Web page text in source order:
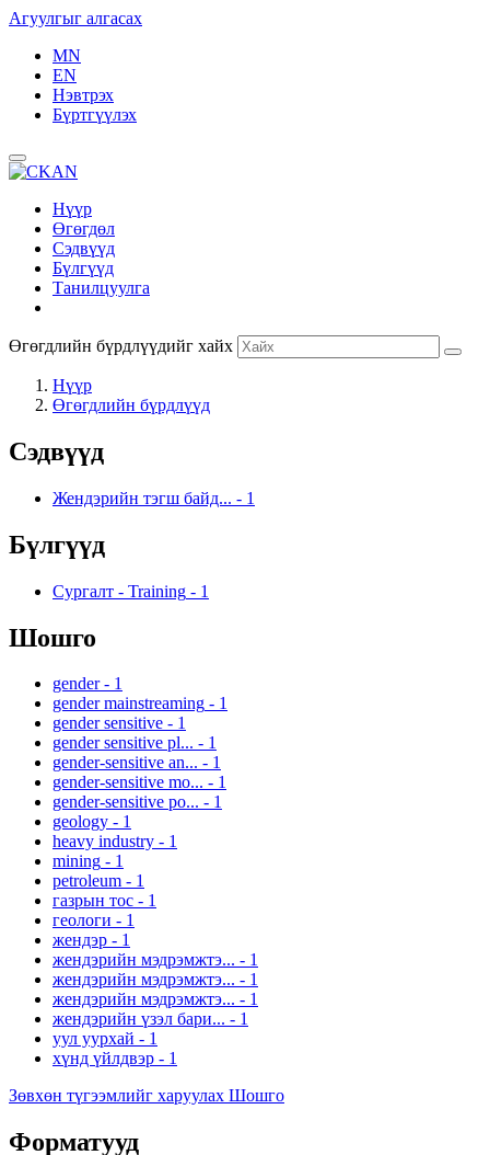
Агуулгыг алгасах
MN
EN
Нэвтрэх
Бүртгүүлэх
Нүүр
Өгөгдөл
Сэдвүүд
Бүлгүүд
Танилцуулга
Өгөгдлийн бүрдлүүдийг хайх
Нүүр
Өгөгдлийн бүрдлүүд
Сэдвүүд
Жендэрийн тэгш байд... - 1
Бүлгүүд
Сургалт - Training - 1
Шошго
gender - 1
gender mainstreaming - 1
gender sensitive - 1
gender sensitive pl... - 1
gender-sensitive an... - 1
gender-sensitive mo... - 1
gender-sensitive po... - 1
geology - 1
heavy industry - 1
mining - 1
petroleum - 1
газрын тос - 1
геологи - 1
жендэр - 1
жендэрийн мэдрэмжтэ... - 1
жендэрийн мэдрэмжтэ... - 1
жендэрийн мэдрэмжтэ... - 1
жендэрийн үзэл бари... - 1
уул уурхай - 1
хүнд үйлдвэр - 1
Зөвхөн түгээмлийг харуулах Шошго
Форматууд